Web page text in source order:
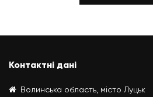
Контактні дані
Волинська область, місто Луцьк